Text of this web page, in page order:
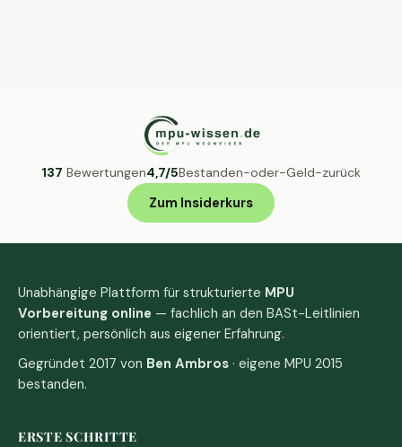
137 Bewertungen4,7/5Bestanden-oder-Geld-zurück
Zum Insiderkurs
Unabhängige Plattform für strukturierte MPU
Vorbereitung online — fachlich an den BASt-Leitlinien
orientiert, persönlich aus eigener Erfahrung.
Gegründet 2017 von Ben Ambros · eigene MPU 2015
bestanden.
ERSTE SCHRITTE